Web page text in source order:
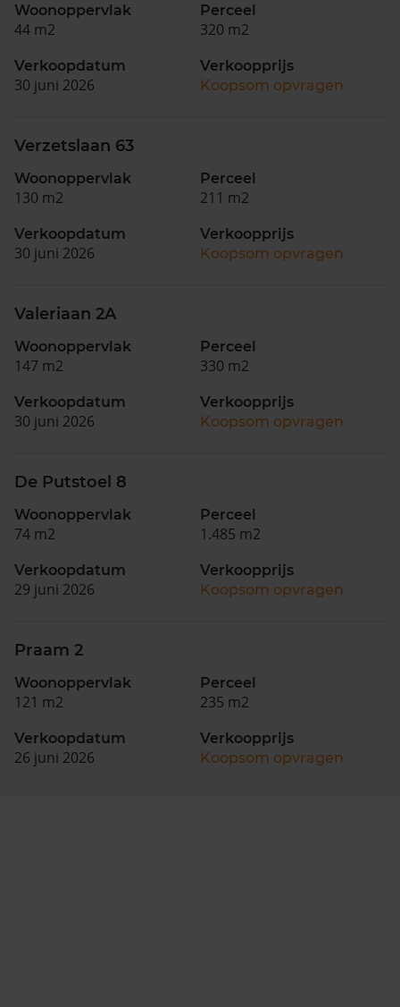
Woonoppervlak
44 m2
Perceel
320 m2
Verkoopdatum
30 juni 2026
Verkoopprijs
Koopsom opvragen
Verzetslaan 63
Woonoppervlak
130 m2
Perceel
211 m2
Verkoopdatum
30 juni 2026
Verkoopprijs
Koopsom opvragen
Valeriaan 2A
Woonoppervlak
147 m2
Perceel
330 m2
Verkoopdatum
30 juni 2026
Verkoopprijs
Koopsom opvragen
De Putstoel 8
Woonoppervlak
74 m2
Perceel
1.485 m2
Verkoopdatum
29 juni 2026
Verkoopprijs
Koopsom opvragen
Praam 2
Woonoppervlak
121 m2
Perceel
235 m2
Verkoopdatum
26 juni 2026
Verkoopprijs
Koopsom opvragen